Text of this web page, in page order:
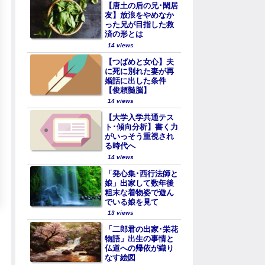
【唐土の后の兄･閑居
友】放浪をやめなか
った兄が目指した救
済の形とは
14 views
【つばめと女心】夫
に死に別れた妻が再
婚話に出した条件
【俊頼髄脳】
14 views
【大学入学共通テス
ト･傾向分析】書く力
がいっそう重視され
る時代へ
14 views
「発心集･西行法師と
娘」出家して数年後
粗末な着物姿で遊ん
でいる娘を見て
13 views
「二郎君の出家･栄花
物語」出生の事情と
仏道への帰依が織り
なす絵図